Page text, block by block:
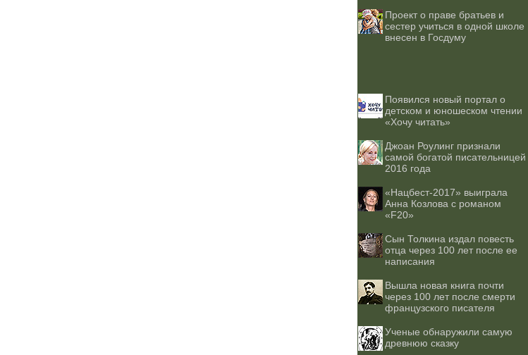
Проект о праве братьев и
сестер учиться в одной школе
внесен в Госдуму
Появился новый портал о
детском и юношеском чтении
«Хочу читать»
Джоан Роулинг признали
самой богатой писательницей
2016 года
«Нацбест-2017» выиграла
Анна Козлова с романом
«F20»
Сын Толкина издал повесть
отца через 100 лет после ее
написания
Вышла новая книга почти
через 100 лет после смерти
французского писателя
Ученые обнаружили самую
древнюю сказку